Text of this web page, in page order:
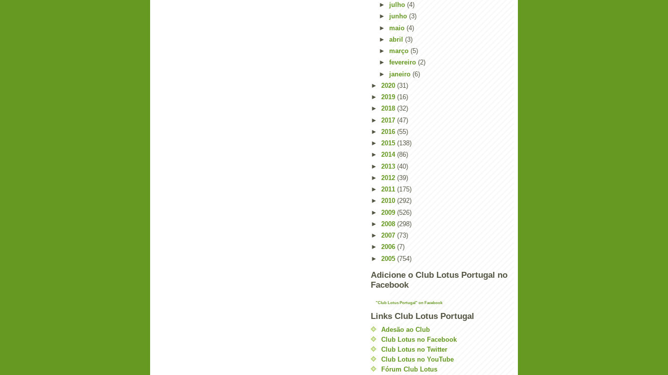
► julho (4)
► junho (3)
► maio (4)
► abril (3)
► março (5)
► fevereiro (2)
► janeiro (6)
► 2020 (31)
► 2019 (16)
► 2018 (32)
► 2017 (47)
► 2016 (55)
► 2015 (138)
► 2014 (86)
► 2013 (40)
► 2012 (39)
► 2011 (175)
► 2010 (292)
► 2009 (526)
► 2008 (298)
► 2007 (73)
► 2006 (7)
► 2005 (754)
Adicione o Club Lotus Portugal no
Facebook
"Club Lotus Portugal" on Facebook
Links Club Lotus Portugal
Adesão ao Club
Club Lotus no Facebook
Club Lotus no Twitter
Club Lotus no YouTube
Fórum Club Lotus